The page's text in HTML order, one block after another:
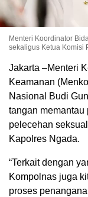
Menteri Koordinator
sekaligus Ketua Komisi
Jakarta –Menteri
Keamanan
Nasional Budi
tangan
pelecehan
Kapolres Ngada.
“Terkait dengan
Kompolnas juga
proses